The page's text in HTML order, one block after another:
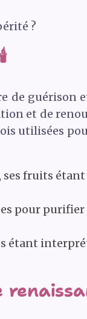
?
de guérison
et de
utilisées
fruits
pour purifier
étant